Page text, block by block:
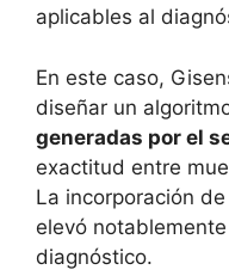
aplicables al
En este caso,
diseñar un
generadas por el
exactitud entre
La incorporación
elevó
diagnóstico.